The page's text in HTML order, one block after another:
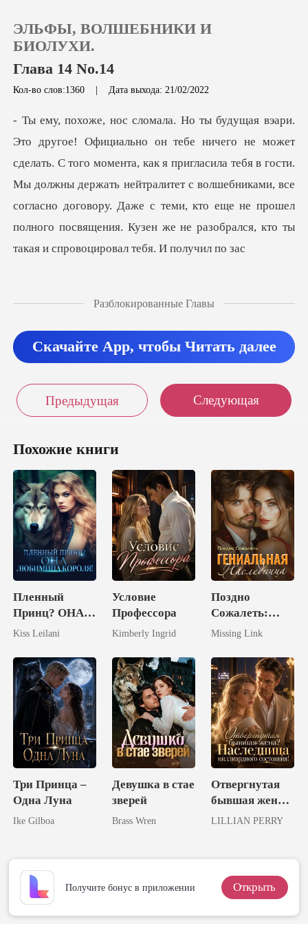
Пополнить
История чтения
ЭЛЬФЫ, ВОЛШЕБНИКИ И
БИОЛУХИ.
Глава 14 No.14
Кол-во слов:1360 | Дата выхода: 21/02/2022
омента, как я пригласила тебя в гости.
Мы должны держать нейтралитет с волшебниками, все
согласно договору. Даже с т
Разблокированные Главы
Скачайте App, чтобы Читать далее
Предыдущая Следующая
Похожие книги
Пленный
Принц? ОНА –
Любимица
Kiss Leilani
Условие
Профессора
Kimberly Ingrid
Поздно
Сожалеть:
Гениальная
Missing Link
Три Принца –
Одна Луна
Ike Gilboa
Девушка в стае
зверей
Brass Wren
Отвергнутая
бывшая жена?
Наследница
LILLIAN PERRY
Получите бонус в приложении Открыть